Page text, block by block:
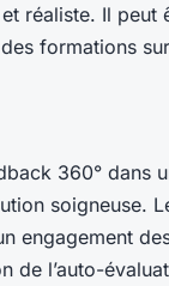
réaliste. Il
formations
360° dans
soigneuse.
engagement
de l’auto-